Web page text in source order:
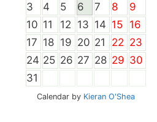
3 4 5 6 7 8
9
10 11 12 13 14 15 16
17 18 19 20 21 22 23
24 25 26 27 28 29 30
31
Calendar by Kieran O'Shea